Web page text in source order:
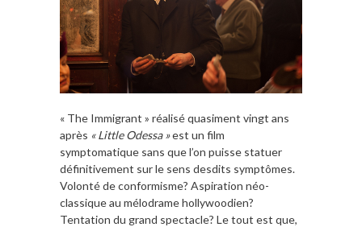
« The Immigrant » réalisé quasiment vingt ans
après « Little Odessa »est un film
symptomatique sans que l’on puisse statuer
définitivement sur le sens desdits symptômes.
Volonté de conformisme? Aspiration néo-
classique au mélodrame hollywoodien?
Tentation du grand spectacle? Le tout est que,